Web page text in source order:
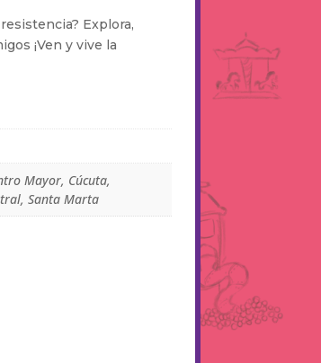
Explora,
¡Ven y vive la
Mayor, Cúcuta,
Santa Marta